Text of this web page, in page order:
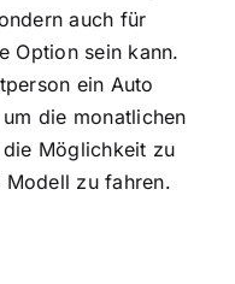
auch für
Option sein kann.
ein Auto
die monatlichen
Möglichkeit zu
Modell zu fahren.